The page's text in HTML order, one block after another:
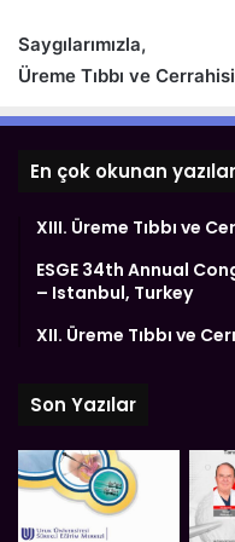
Saygılarımızla,
Üreme Tıbbı ve
En çok okunan yazılar
XIII. Üreme Tıbbı ve
ESGE 34th Annual
– Istanbul, Turkey
XII. Üreme Tıbbı ve
Son Yazılar